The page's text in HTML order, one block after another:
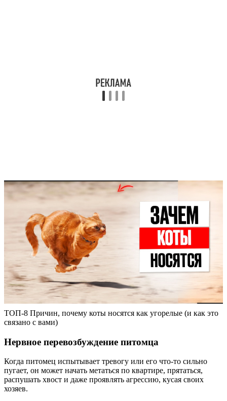
ТОП-8 Причин, почему коты носятся как угорелые (и как это
связано с вами)
Нервное перевозбуждение питомца
Когда питомец испытывает тревогу или его что-то сильно
пугает, он может начать метаться по квартире, прятаться,
распушать хвост и даже проявлять агрессию, кусая своих
хозяев.